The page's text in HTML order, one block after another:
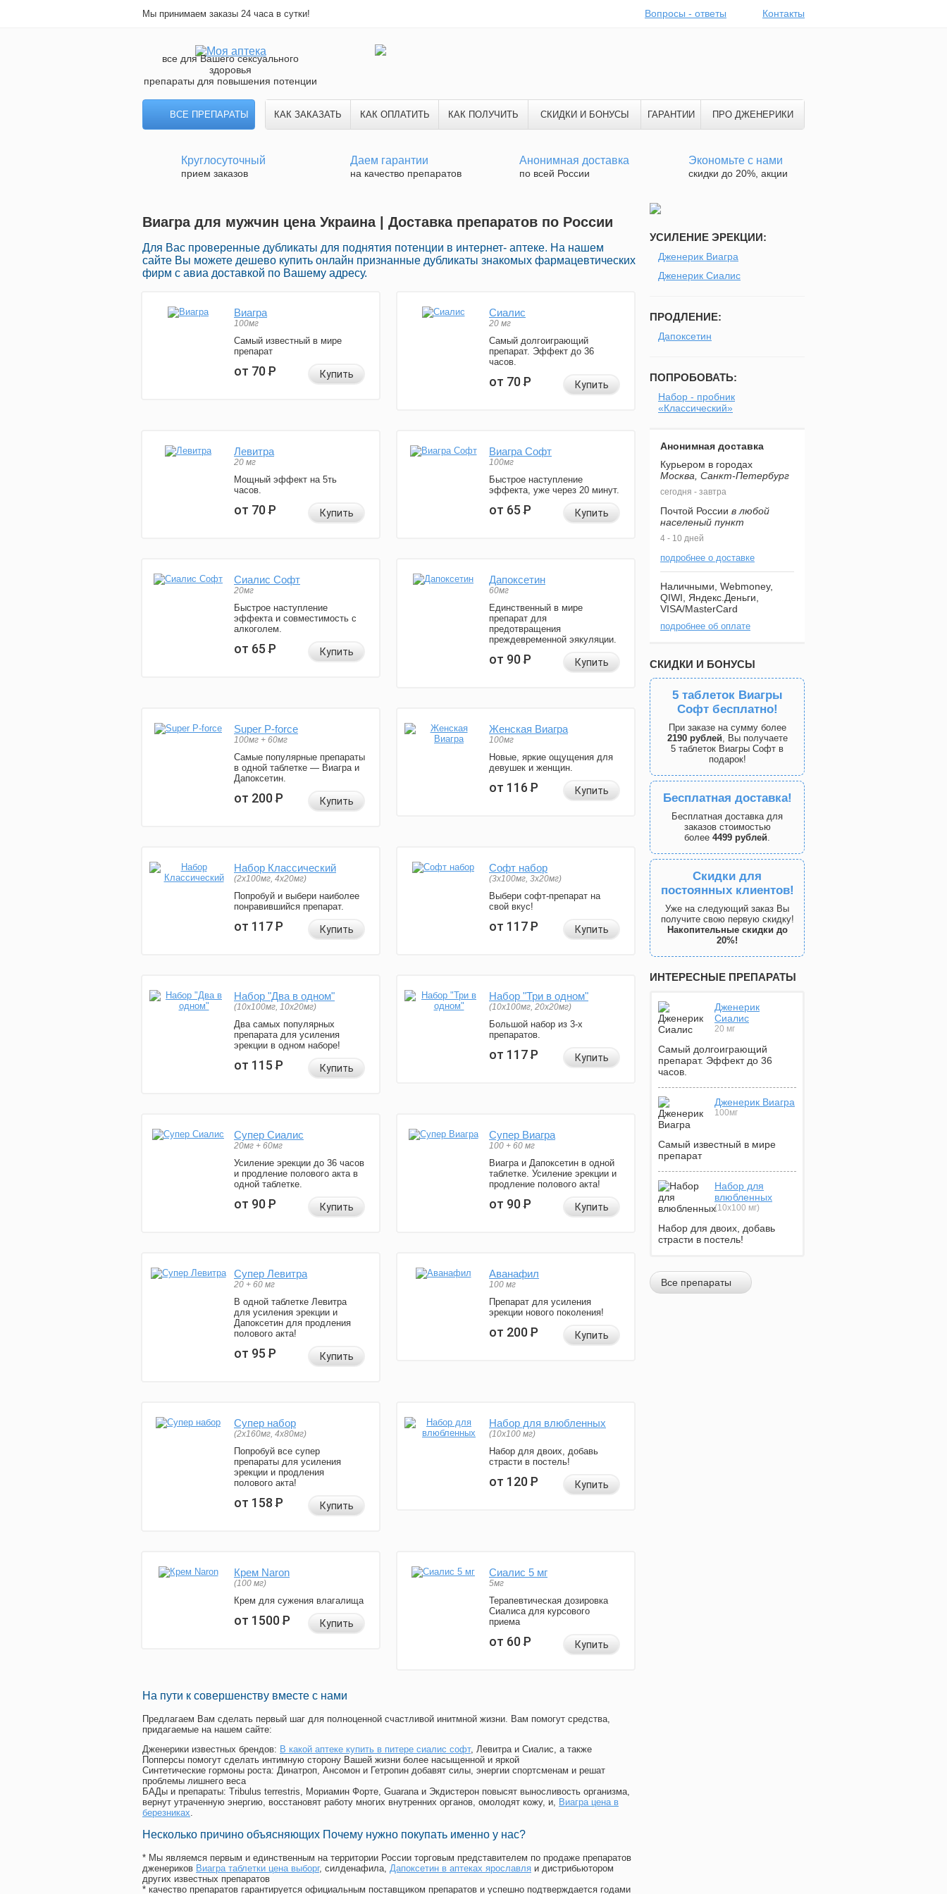
Мы принимаем заказы 24 часа в сутки! Вопросы - ответы Контакты
все для Вашего сексуального
здоровья
препараты для повышения потенции
ВСЕ ПРЕПАРАТЫ КАК ЗАКАЗАТЬ КАК ОПЛАТИТЬ КАК ПОЛУЧИТЬ СКИДКИ И БОНУСЫ ГАРАНТИИ ПРО ДЖЕНЕРИКИ
Круглосуточный
прием заказов
Даем гарантии
на качество препаратов
Анонимная доставка
по всей России
Экономьте с нами
скидки до 20%, акции
Виагра для мужчин цена Украина | Доставка препаратов по России
Для Вас проверенные дубликаты для поднятия потенции в интернет- аптеке. На нашем
сайте Вы можете дешево купить онлайн признанные дубликаты знакомых фармацевтических
фирм с авиа доставкой по Вашему адресу.
Виагра
100мг
Самый известный в мире
препарат
от 70Р Купить
Сиалис
20 мг
Самый долгоиграющий
препарат. Эффект до 36
часов.
от 70Р Купить
Левитра
20 мг
Мощный эффект на 5ть
часов.
от 70Р Купить
Виагра Софт
100мг
Быстрое наступление
эффекта, уже через 20 минут.
от 65Р Купить
Сиалис Софт
20мг
Быстрое наступление
эффекта и совместимость с
алкоголем.
от 65Р Купить
Дапоксетин
60мг
Единственный в мире
препарат для
предотвращения
преждевременной эякуляции.
от 90Р Купить
Super P-force
100мг + 60мг
Самые популярные препараты
в одной таблетке — Виагра и
Дапоксетин.
от 200Р Купить
Женская Виагра
100мг
Новые, яркие ощущения для
девушек и женщин.
от 116Р Купить
Набор Классический
(2x100мг, 4x20мг)
Попробуй и выбери наиболее
понравившийся препарат.
от 117Р Купить
Софт набор
(3x100мг, 3x20мг)
Выбери софт-препарат на
свой вкус!
от 117Р Купить
Набор "Два в одном"
(10x100мг, 10x20мг)
Два самых популярных
препарата для усиления
эрекции в одном наборе!
от 115Р Купить
Набор "Три в одном"
(10x100мг, 20x20мг)
Большой набор из 3-х
препаратов.
от 117Р Купить
Супер Сиалис
20мг + 60мг
Усиление эрекции до 36 часов
и продление полового акта в
одной таблетке.
от 90Р Купить
Супер Виагра
100 + 60 мг
Виагра и Дапоксетин в одной
таблетке. Усиление эрекции и
продление полового акта!
от 90Р Купить
Супер Левитра
20 + 60 мг
В одной таблетке Левитра
для усиления эрекции и
Дапоксетин для продления
полового акта!
от 95Р Купить
Аванафил
100 мг
Препарат для усиления
эрекции нового поколения!
от 200Р Купить
Супер набор
(2х160мг, 4х80мг)
Попробуй все супер
препараты для усиления
эрекции и продления
полового акта!
от 158Р Купить
Набор для влюбленных
(10х100 мг)
Набор для двоих, добавь
страсти в постель!
от 120Р Купить
Крем Naron
(100 мг)
Крем для сужения влагалища
от 1500Р Купить
Сиалис 5 мг
5мг
Терапевтическая дозировка
Сиалиса для курсового
приема
от 60Р Купить
На пути к совершенству вместе с нами
Предлагаем Вам сделать первый шаг для полноценной счастливой инитмной жизни. Вам помогут средства,
придагаемые на нашем сайте:
Дженерики известных брендов: В какой аптеке купить в питере сиалис софт, Левитра и Сиалис, а также
Попперсы помогут сделать интимную сторону Вашей жизни более насыщенной и яркой
Синтетические гормоны роста: Динатроп, Ансомон и Гетропин добавят силы, энергии спортсменам и решат
проблемы лишнего веса
БАДы и препараты: Tribulus terrestris, Мориамин Форте, Guarana и Экдистерон повысят выносливость организма,
вернут утраченную энергию, восстановят работу многих внутренних органов, омолодят кожу, и, Виагра цена в
березниках.
Несколько причино объясняющих Почему нужно покупать именно у нас?
* Мы являемся первым и единственным на территории России торговым представителем по продаже препаратов
дженериков Виагра таблетки цена выборг, силденафила, Дапоксетин в аптеках ярославля и дистрибьютором
других известных препаратов
* качество препаратов гарантируется официальным поставщиком препаратов и успешно подтверждается годами
УСИЛЕНИЕ ЭРЕКЦИИ:
Дженерик Виагра
Дженерик Сиалис
ПРОДЛЕНИЕ:
Дапоксетин
ПОПРОБОВАТЬ:
Набор - пробник
«Классический»
Анонимная доставка
Курьером в городах
Москва, Санкт-Петербург
сегодня - завтра
Почтой России в любой
населеный пункт
4 - 10 дней
подробнее о доставке
Наличными, Webmoney,
QIWI, Яндекс.Деньги,
VISA/MasterCard
подробнее об оплате
СКИДКИ И БОНУСЫ
5 таблеток Виагры
Софт бесплатно!
При заказе на сумму более
2190 рублей, Вы получаете
5 таблеток Виагры Софт в
подарок!
Бесплатная доставка!
Бесплатная доставка для
заказов стоимостью
более 4499 рублей.
Скидки для
постоянных клиентов!
Уже на следующий заказ Вы
получите свою первую скидку!
Накопительные скидки до
20%!
ИНТЕРЕСНЫЕ ПРЕПАРАТЫ
Дженерик
Сиалис
20 мг
Самый долгоиграющий
препарат. Эффект до 36
часов.
Дженерик Виагра
100мг
Самый известный в мире
препарат
Набор для
влюбленных
(10х100 мг)
Набор для двоих, добавь
страсти в постель!
Все препараты